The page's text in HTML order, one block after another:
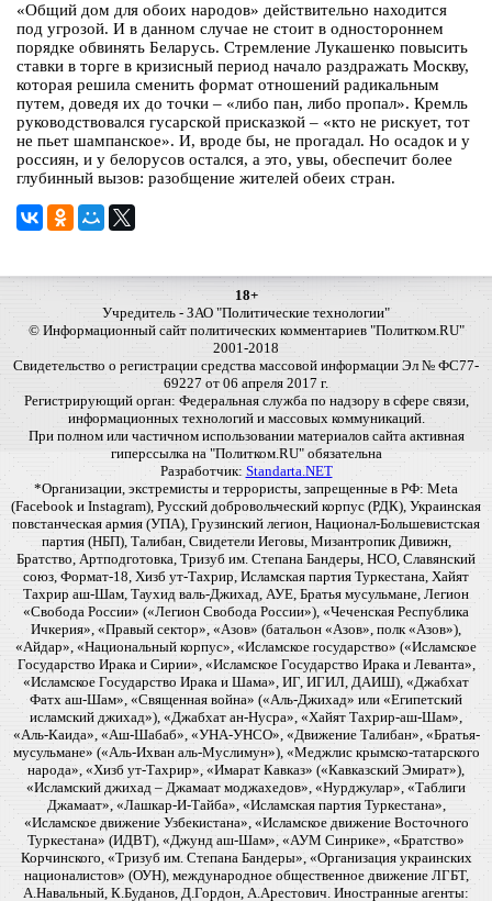
«Общий дом для обоих народов» действительно находится
под угрозой. И в данном случае не стоит в одностороннем
порядке обвинять Беларусь. Стремление Лукашенко повысить
ставки в торге в кризисный период начало раздражать Москву,
которая решила сменить формат отношений радикальным
путем, доведя их до точки – «либо пан, либо пропал». Кремль
руководствовался гусарской присказкой – «кто не рискует, тот
не пьет шампанское». И, вроде бы, не прогадал. Но осадок и у
россиян, и у белорусов остался, а это, увы, обеспечит более
глубинный вызов: разобщение жителей обеих стран.
18+
Учредитель - ЗАО "Политические технологии"
© Информационный сайт политических комментариев "Политком.RU"
2001-2018
Свидетельство о регистрации средства массовой информации Эл № ФС77-
69227 от 06 апреля 2017 г.
Регистрирующий орган: Федеральная служба по надзору в сфере связи,
информационных технологий и массовых коммуникаций.
При полном или частичном использовании материалов сайта активная
гиперссылка на "Политком.RU" обязательна
Разработчик: Standarta.NET
*Организации, экстремисты и террористы, запрещенные в РФ: Meta
(Facebook и Instagram), Русский добровольческий корпус (РДК), Украинская
повстанческая армия (УПА), Грузинский легион, Национал-Большевистская
партия (НБП), Талибан, Свидетели Иеговы, Мизантропик Дивижн,
Братство, Артподготовка, Тризуб им. Степана Бандеры, НСО, Славянский
союз, Формат-18, Хизб ут-Тахрир, Исламская партия Туркестана, Хайят
Тахрир аш-Шам, Таухид валь-Джихад, АУЕ, Братья мусульмане, Легион
«Свобода России» («Легион Свобода России»), «Чеченская Республика
Ичкерия», «Правый сектор», «Азов» (батальон «Азов», полк «Азов»),
«Айдар», «Национальный корпус», «Исламское государство» («Исламское
Государство Ирака и Сирии», «Исламское Государство Ирака и Леванта»,
«Исламское Государство Ирака и Шама», ИГ, ИГИЛ, ДАИШ), «Джабхат
Фатх аш-Шам», «Священная война» («Аль-Джихад» или «Египетский
исламский джихад»), «Джабхат ан-Нусра», «Хайят Тахрир-аш-Шам»,
«Аль-Каида», «Аш-Шабаб», «УНА-УНСО», «Движение Талибан», «Братья-
мусульмане» («Аль-Ихван аль-Муслимун»), «Меджлис крымско-татарского
народа», «Хизб ут-Тахрир», «Имарат Кавказ» («Кавказский Эмират»),
«Исламский джихад – Джамаат моджахедов», «Нурджулар», «Таблиги
Джамаат», «Лашкар-И-Тайба», «Исламская партия Туркестана»,
«Исламское движение Узбекистана», «Исламское движение Восточного
Туркестана» (ИДВТ), «Джунд аш-Шам», «АУМ Синрике», «Братство»
Корчинского, «Тризуб им. Степана Бандеры», «Организация украинских
националистов» (ОУН), международное общественное движение ЛГБТ,
А.Навальный, К.Буданов, Д.Гордон, А.Арестович. Иностранные агенты: